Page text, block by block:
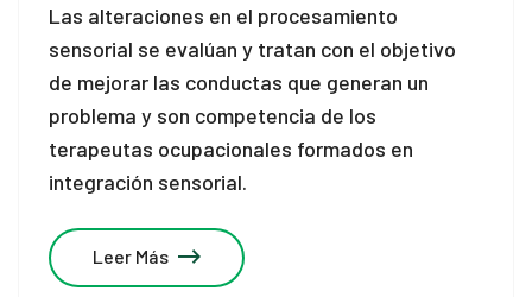
Las alteraciones en el procesamiento
sensorial se evalúan y tratan con el objetivo
de mejorar las conductas que generan un
problema y son competencia de los
terapeutas ocupacionales formados en
integración sensorial.
Leer Más